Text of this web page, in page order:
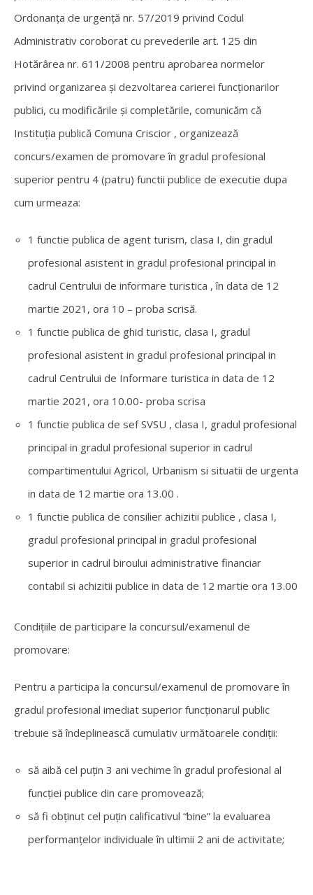
Ordonanța de urgență nr. 57/2019 privind Codul
Administrativ coroborat cu prevederile art. 125 din
Hotărârea nr. 611/2008 pentru aprobarea normelor
privind organizarea și dezvoltarea carierei funcționarilor
publici, cu modificările și completările, comunicăm că
Instituția publică Comuna Criscior , organizează
concurs/examen de promovare în gradul profesional
superior pentru 4 (patru) functii publice de executie dupa
cum urmeaza:
1 functie publica de agent turism, clasa I, din gradul
profesional asistent in gradul profesional principal in
cadrul Centrului de informare turistica , în data de 12
martie 2021, ora 10 – proba scrisă.
1 functie publica de ghid turistic, clasa I, gradul
profesional asistent in gradul profesional principal in
cadrul Centrului de Informare turistica in data de 12
martie 2021, ora 10.00- proba scrisa
1 functie publica de sef SVSU , clasa I, gradul profesional
principal in gradul profesional superior in cadrul
compartimentului Agricol, Urbanism si situatii de urgenta
in data de 12 martie ora 13.00 .
1 functie publica de consilier achizitii publice , clasa I,
gradul profesional principal in gradul profesional
superior in cadrul biroului administrative financiar
contabil si achizitii publice in data de 12 martie ora 13.00
Condițiile de participare la concursul/examenul de
promovare:
Pentru a participa la concursul/examenul de promovare în
gradul profesional imediat superior funcţionarul public
trebuie să îndeplinească cumulativ următoarele condiţii:
să aibă cel puţin 3 ani vechime în gradul profesional al
funcţiei publice din care promovează;
să fi obţinut cel puţin calificativul “bine” la evaluarea
performanţelor individuale în ultimii 2 ani de activitate;